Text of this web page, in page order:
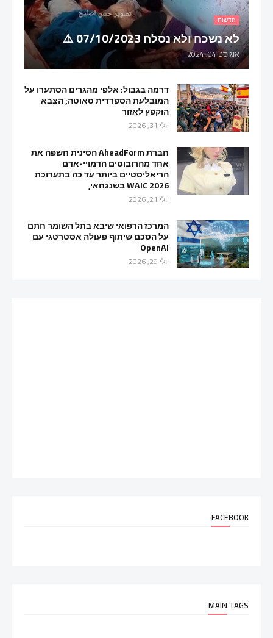
חדשות
לא נשכח ולא נסלח 07/10/2023 ⚠️
אוגוסט 04, 2024
דרמה בגבול: אלפי מהגרים הסתערו על
המובלעת הספרדית סאוטה; הצבא
הוקפץ לאזור
יולי 31, 2026
חברת AheadForm הסינית חשפה את
אחד מהרובוטים הדמויי-אדם
הריאליסטיים ביותר עד כה בתערוכת
WAIC 2026 בשנגחאי,
יולי 21, 2026
המרכז הרפואי שיבא בתל השומר חתם
על הסכם שיתוף פעולה אסטרטגי עם
OpenAI
יולי 29, 2026
FACEBOOK
MAIN TAGS